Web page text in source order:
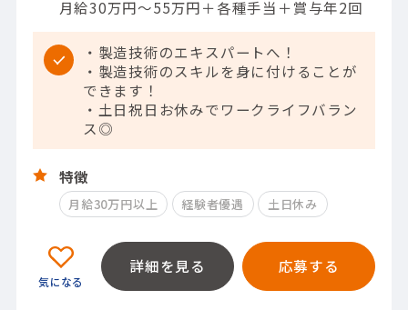
月給30万円～55万円＋各種手当＋賞与年2回
・製造技術のエキスパートへ！
・製造技術のスキルを身に付けることが
できます！
・土日祝日お休みでワークライフバラン
ス◎
特徴
月給30万円以上 経験者優遇 土日休み
詳細を見る 応募する